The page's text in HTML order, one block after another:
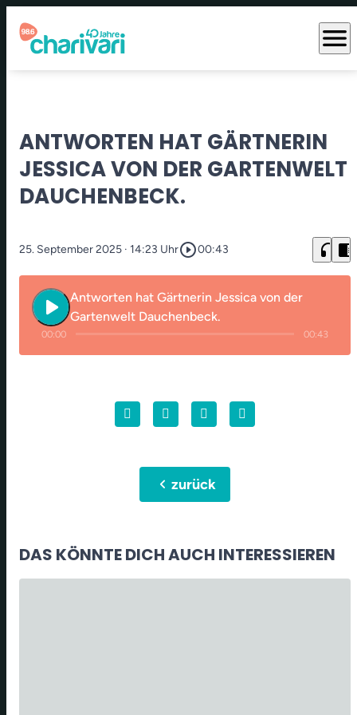
menu
ANTWORTEN HAT GÄRTNERIN
JESSICA VON DER GARTENWELT
DAUCHENBECK.
25. September 2025 · 14:23 Uhrplay_circle_outline00:43 headphones chrome_reader_mode
play_arrow
Antworten hat Gärtnerin Jessica von der
Gartenwelt Dauchenbeck.
00:00 00:43
chevron_leftzurück
DAS KÖNNTE DICH AUCH INTERESSIEREN